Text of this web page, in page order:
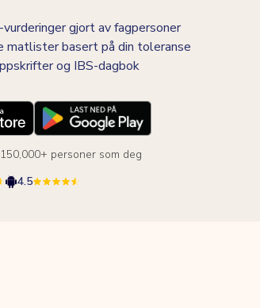
gjort av fagpersoner
matlister basert på din toleranse
og IBS-dagbok
personer som deg
4.5